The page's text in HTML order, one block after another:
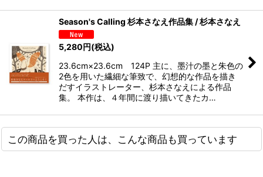
Season's Calling 杉本さなえ作品集 / 杉本さなえ
5,280円(税込)
23.6cm×23.6cm 124P 主に、墨汁の墨と朱色の
2色を用いた繊細な筆致で、幻想的な作品を描き
だすイラストレーター、杉本さなえによる作品
集。 本作は、４年間に渡り描いてきたカ…
この商品を買った人は、こんな商品も買っています